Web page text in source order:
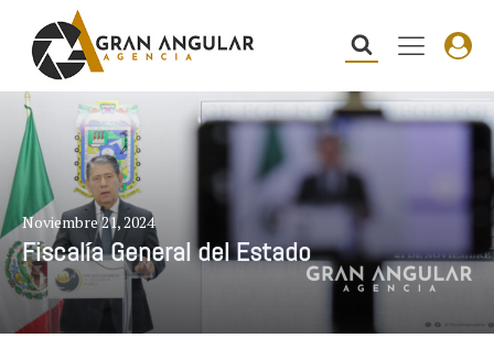
Noviembre 21, 2024
Fiscalía General del Estado